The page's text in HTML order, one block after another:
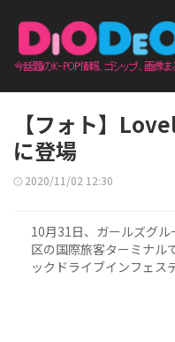
【フォト】
に登場
2020/11/02 12:30
10月31日、ガールズグ
区の国際旅客ターミナル
ックドライブインフェス